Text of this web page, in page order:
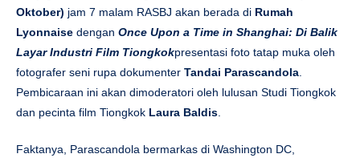
Oktober) jam 7 malam RASBJ akan berada di Rumah
Lyonnaise dengan Once Upon a Time in Shanghai: Di ​​Balik
Layar Industri Film Tiongkokpresentasi foto tatap muka oleh
fotografer seni rupa dokumenter Tandai Parascandola.
Pembicaraan ini akan dimoderatori oleh lulusan Studi Tiongkok
dan pecinta film Tiongkok Laura Baldis.
Faktanya, Parascandola bermarkas di Washington DC,